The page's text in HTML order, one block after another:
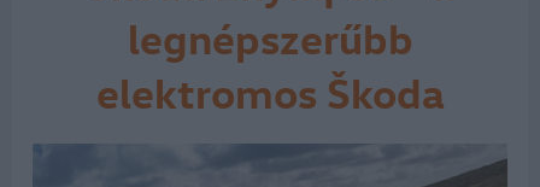
legnépszerűbb
elektromos Škoda